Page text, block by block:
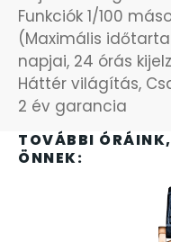
TOVÁBBI
ÖNNEK:
Funkciók 1/100
(Maximális
napjai, 24 órás
Háttér világítás,
2 év garancia
ZIPPO
ZSEBKÉS
ZSEBÓRÁK
ZSOLNAY PORCELÁN